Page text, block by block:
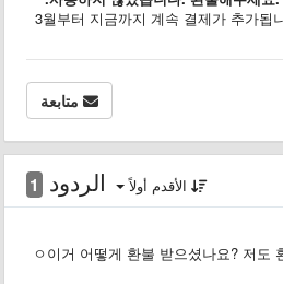
3월부터 지금까지 계속 결제가 추가됩
متابعة
الردود 1 الأقدم أولاً
ㅇ이거 어떻게 환불 받으셨나요? 저도